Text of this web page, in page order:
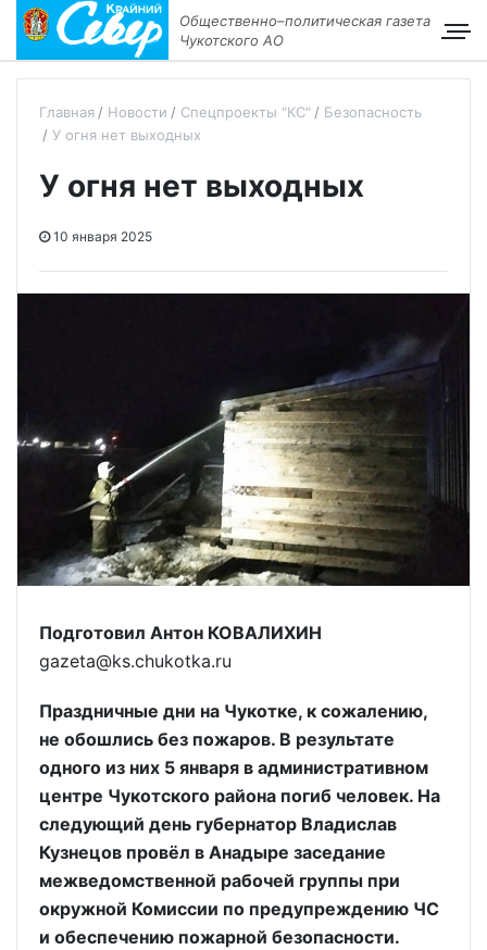
Общественно–политическая газета
Чукотского АО
Главная Новости Спецпроекты "КС"
Безопасность
У огня нет выходных
У огня нет выходных
10 января 2025
Подготовил Антон КОВАЛИХИН
gazeta@ks.chukotka.ru
Праздничные дни на Чукотке, к сожалению,
не обошлись без пожаров. В результате
одного из них 5 января в административном
центре Чукотского района погиб человек. На
следующий день губернатор Владислав
Кузнецов провёл в Анадыре заседание
межведомственной рабочей группы при
окружной Комиссии по предупреждению ЧС
и обеспечению пожарной безопасности.